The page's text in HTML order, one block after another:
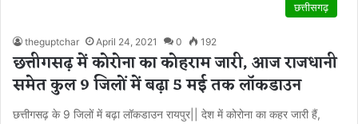
छत्तीसगढ़
theguptchar April 24, 2021 0 192
छत्तीगसढ़ में कोरोना का कोहराम जारी, आज राजधानी
समेत कुल 9 जिलों में बढ़ा 5 मई तक लॉकडाउन
छत्तीगसढ़ के 9 जिलों में बढ़ा लॉकडाउन रायपुर|| देश में कोरोना का कहर जारी हैं,